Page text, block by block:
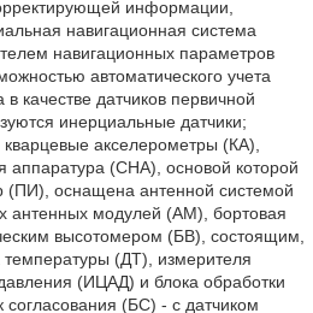
информации,
навигационная система
навигационных параметров
автоматического учета
качестве датчиков первичной
инерциальные датчики;
акселерометры (КА),
аппаратура (СНА), основой которой
(ПИ), оснащена антенной системой
антенных модулей (AM), бортовая
высотомером (БВ), состоящим,
температуры (ДТ), измерителя
(ИЦАД) и блока обработки
(БС) - с датчиком